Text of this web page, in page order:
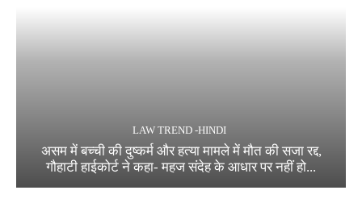
LAW TREND -HINDI
असम में बच्ची की दुष्कर्म और हत्या मामले में मौत की सजा रद्द,
गौहाटी हाईकोर्ट ने कहा- महज संदेह के आधार पर नहीं हो...